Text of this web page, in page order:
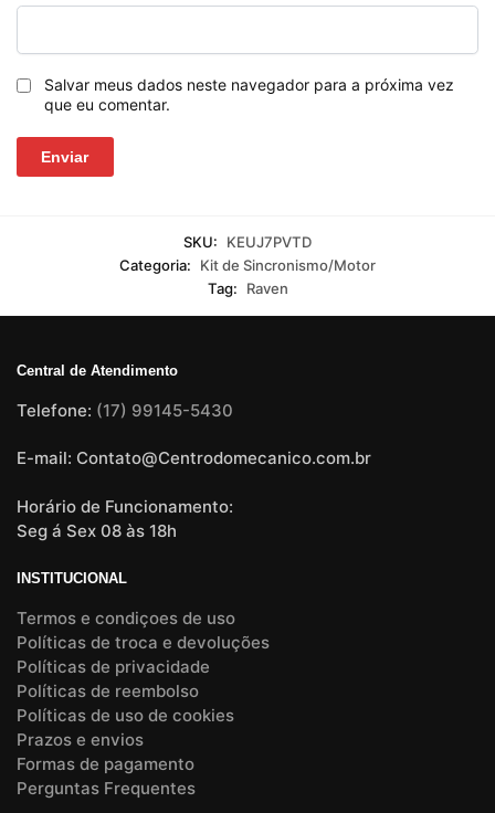
Salvar meus dados neste navegador para a próxima vez
que eu comentar.
SKU:
KEUJ7PVTD
Categoria:
Kit de Sincronismo/Motor
Tag:
Raven
Central de Atendimento
Telefone: (17) 99145-5430
E-mail: Contato@Centrodomecanico.com.br
Horário de Funcionamento:
Seg á Sex 08 às 18h
INSTITUCIONAL
Termos e condiçoes de uso
Políticas de troca e devoluções
Políticas de privacidade
Políticas de reembolso
Políticas de uso de cookies
Prazos e envios
Formas de pagamento
Perguntas Frequentes